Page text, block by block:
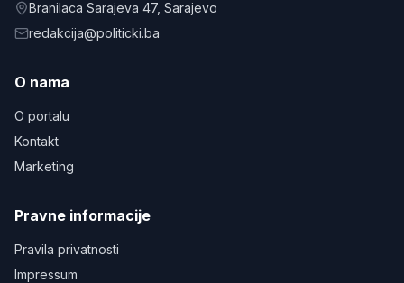
Branilaca Sarajeva 47, Sarajevo
redakcija@politicki.ba
O nama
O portalu
Kontakt
Marketing
Pravne informacije
Pravila privatnosti
Impressum